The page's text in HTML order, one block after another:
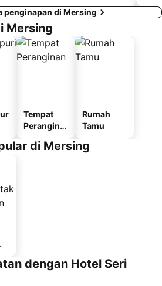
penginapan di Mersing
Mersing
Tempat
Perangina
Rumah
Tamu
di Mersing
dengan Hotel Seri